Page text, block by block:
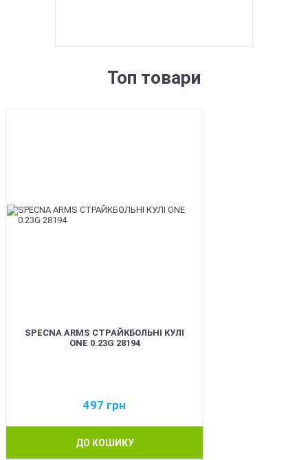
Топ товари
SPECNA ARMS СТРАЙКБОЛЬНІ КУЛІ
ONE 0.23G 28194
497 грн
ДО КОШИКУ